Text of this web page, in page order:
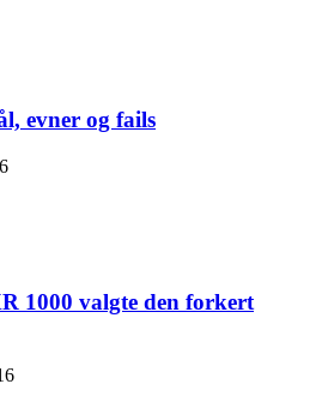
evner og fails
1000 valgte den forkert